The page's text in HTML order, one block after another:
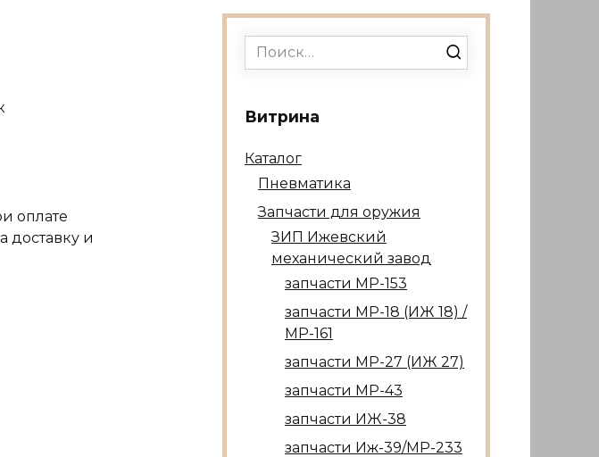
оплате
доставку и
Search
for:
Витрина
Каталог
Пневматика
Запчасти для оружия
ЗИП Ижевский
механический завод
запчасти МР-153
запчасти МР-18 (ИЖ 18) /
МР-161
запчасти МР-27 (ИЖ 27)
запчасти МР-43
запчасти ИЖ-38
запчасти Иж-39/МР-233